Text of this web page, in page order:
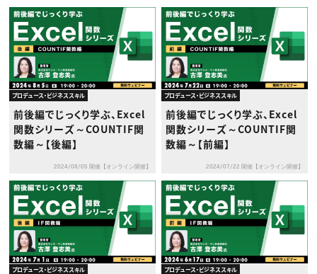
プロデュース・ビジネススキル
前後編でじっくり学ぶ、Excel
関数シリーズ～COUNTIF関
数編～【後編】
2024/08/05 開催【オンライン開催】
プロデュース・ビジネススキル
前後編でじっくり学ぶ、Excel
関数シリーズ～COUNTIF関
数編～【前編】
2024/07/22 開催【オンライン開催】
プロデュース・ビジネススキル プロデュース・ビジネススキル